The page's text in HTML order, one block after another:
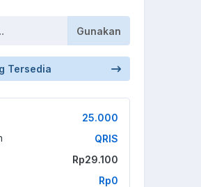
Gunakan
Tersedia
25.000
QRIS
Rp29.100
Rp0